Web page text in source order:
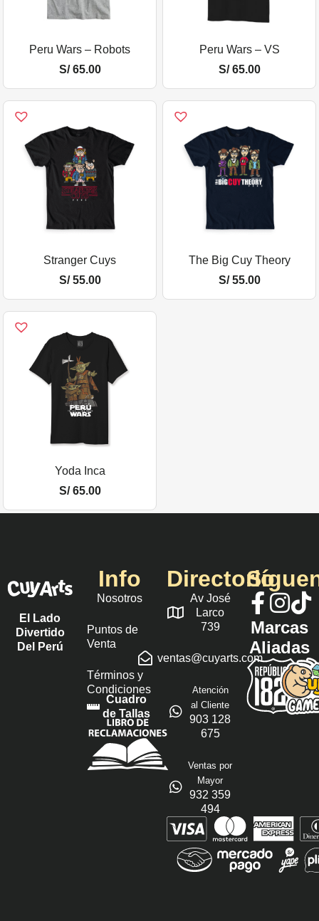
Peru Wars – Robots
S/65.00
Peru Wars – VS
S/65.00
Stranger Cuys
S/55.00
The Big Cuy Theory
S/55.00
Yoda Inca
S/65.00
El Lado
Divertido
Del Perú
Info
Nosotros
Puntos de
Venta
Términos y
Condiciones
Cuadro
de Tallas
Directorio
Av José
Larco
739
ventas@cuyarts.com
Atención
al Cliente
903 128
675
Ventas por
Mayor
932 359
494
Marcas
Aliadas